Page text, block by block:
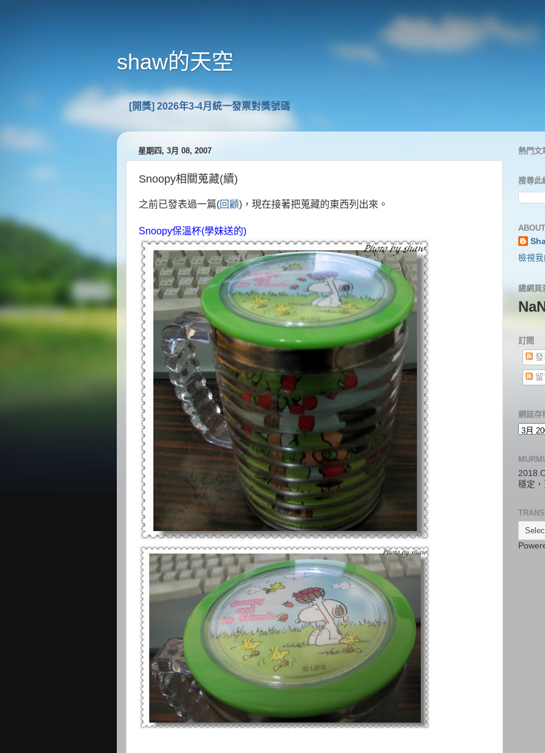
shaw的天空
[開獎] 2026年3-4月統一發票對獎號碼
星期四, 3月 08, 2007
Snoopy相關蒐藏(續)
之前已發表過一篇(回顧)，現在接著把蒐藏的東西列出來。
Snoopy保溫杯(學妹送的)
熱門文
搜尋此
檢視
總網頁
訂閱
發
留
網誌存
穩定，